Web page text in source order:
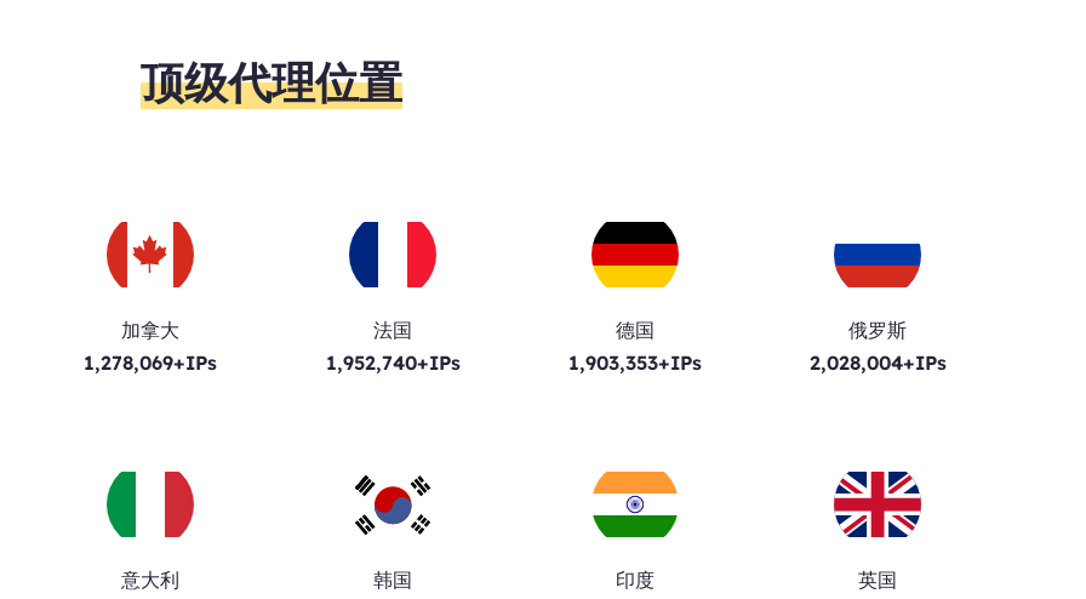
顶级代理位置
加拿大
1,278,069+IPs
法国
1,952,740+IPs
德国
1,903,353+IPs
俄罗斯
2,028,004+IPs
意大利
韩国
印度
英国